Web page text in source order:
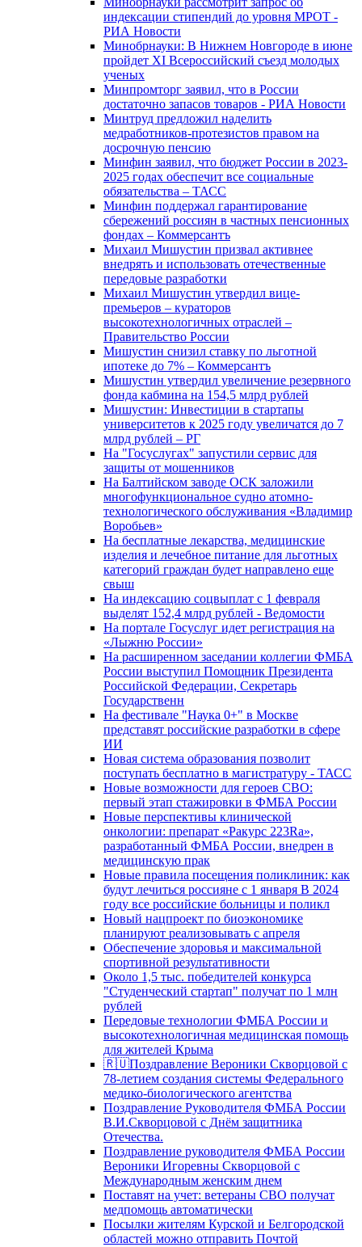
индексации стипендий до уровня МРОТ -
РИА Новости
Минобрнауки: В Нижнем Новгороде в июне
пройдет XI Всероссийский съезд молодых
ученых
Минпромторг заявил, что в России
достаточно запасов товаров - РИА Новости
Минтруд предложил наделить
медработников-протезистов правом на
досрочную пенсию
Минфин заявил, что бюджет России в 2023-
2025 годах обеспечит все социальные
обязательства – ТАСС
Минфин поддержал гарантирование
сбережений россиян в частных пенсионных
фондах – Коммерсантъ
Михаил Мишустин призвал активнее
внедрять и использовать отечественные
передовые разработки
Михаил Мишустин утвердил вице-
премьеров – кураторов
высокотехнологичных отраслей –
Правительство России
Мишустин снизил ставку по льготной
ипотеке до 7% – Коммерсантъ
Мишустин утвердил увеличение резервного
фонда кабмина на 154,5 млрд рублей
Мишустин: Инвестиции в стартапы
университетов к 2025 году увеличатся до 7
млрд рублей – РГ
На "Госуслугах" запустили сервис для
защиты от мошенников
На Балтийском заводе ОСК заложили
многофункциональное судно атомно-
технологического обслуживания «Владимир
Воробьев»
На бесплатные лекарства, медицинские
изделия и лечебное питание для льготных
категорий граждан будет направлено еще
свыш
На индексацию соцвыплат с 1 февраля
выделят 152,4 млрд рублей - Ведомости
На портале Госуслуг идет регистрация на
«Лыжню России»
На расширенном заседании коллегии ФМБА
России выступил Помощник Президента
Российской Федерации, Секретарь
Государственн
На фестивале "Наука 0+" в Москве
представят российские разработки в сфере
ИИ
Новая система образования позволит
поступать бесплатно в магистратуру - ТАСС
Новые возможности для героев СВО:
первый этап стажировки в ФМБА России
Новые перспективы клинической
онкологии: препарат «Ракурс 223Ra»,
разработанный ФМБА России, внедрен в
медицинскую прак
Новые правила посещения поликлиник: как
будут лечиться россияне с 1 января В 2024
году все российские больницы и поликл
Новый нацпроект по биоэкономике
планируют реализовывать с апреля
Обеспечение здоровья и максимальной
спортивной результативности
Около 1,5 тыс. победителей конкурса
"Студенческий стартап" получат по 1 млн
рублей
Передовые технологии ФМБА России и
высокотехнологичная медицинская помощь
для жителей Крыма
🇷🇺Поздравление Вероники Скворцовой с
78-летием создания системы Федерального
медико-биологического агентства
Поздравление Руководителя ФМБА России
В.И.Скворцовой с Днём защитника
Отечества.
Поздравление руководителя ФМБА России
Вероники Игоревны Скворцовой с
Международным женским днем
Поставят на учет: ветераны СВО получат
медпомощь автоматически
Посылки жителям Курской и Белгородской
областей можно отправить Почтой